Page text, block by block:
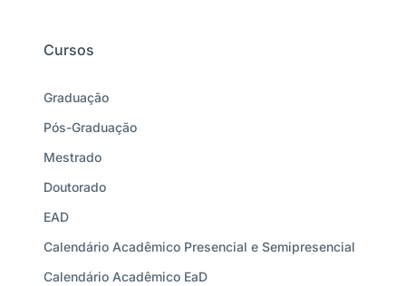
Cursos
Graduação
Pós-Graduação
Mestrado
Doutorado
EAD
Calendário Acadêmico Presencial e Semipresencial
Calendário Acadêmico EaD